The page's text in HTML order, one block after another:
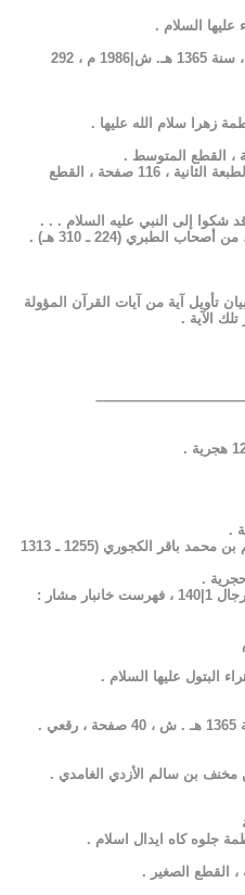
السلام .
طهران ، عدة طبعات ، الطبعة السابعة ، سنة 1365 هـ. ش|1986 م ، 292
زهرا سلام الله عليها .
طهران ، سنة 1364 هـ . ش|1985 م ، الطبعة الثانية ، 116 صفحة ، القطع
الطبري (224 ـ 310 هـ) .
تأويل آية من آيات القرآن المؤولة
الآية .
.
للشيخ باقر بن إسماعيل بن عبد العظيم بن محمد باقر الكجوري (1255 ـ 1313
انظر : الذريعة 7|173 ـ 174 ، معارف الرجال 1|140 ، فهرست خانبار مشار :
البتول عليها السلام .
.
بن سالم الأزدي الغامدي .
جلوه كاه ايدال اسلام .